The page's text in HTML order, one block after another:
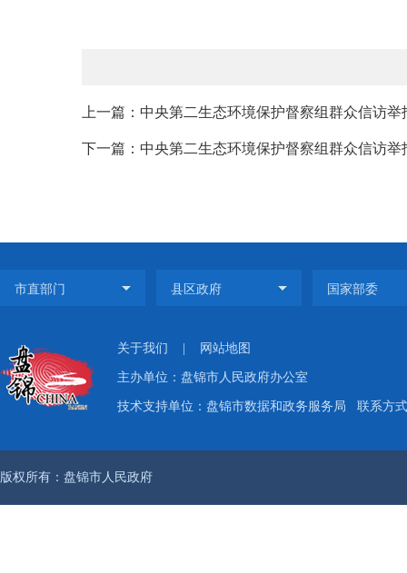
上一篇：中央第二生态环境保护督察组群众信访
下一篇：中央第二生态环境保护督察组群众信访
关于我们 网站地图
主办单位：盘锦市人民政府办公室
技术支持单位：盘锦市数据和政务服务局 联系方
版权所有：盘锦市人民政府